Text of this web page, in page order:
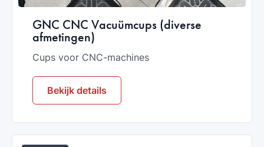
GNC CNC Vacuümcups (diverse
afmetingen)
Cups voor CNC-machines
Bekijk details